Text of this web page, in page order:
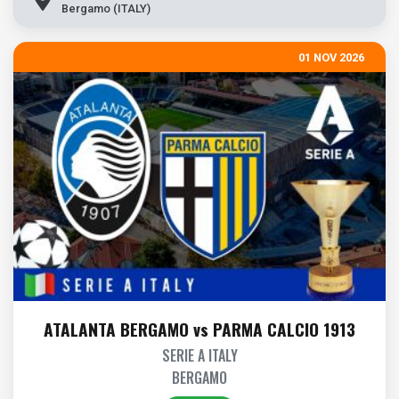
Bergamo (ITALY)
01 NOV 2026
ATALANTA BERGAMO vs PARMA CALCIO 1913
SERIE A ITALY
BERGAMO